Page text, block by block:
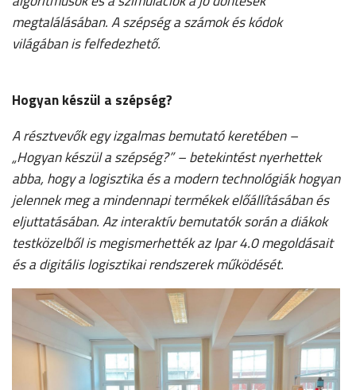
megtalálásában. A szépség a számok és kódok
világában is felfedezhető.
Hogyan készül a szépség?
A résztvevők egy izgalmas bemutató keretében –
„Hogyan készül a szépség?” – betekintést nyerhettek
abba, hogy a logisztika és a modern technológiák hogyan
jelennek meg a mindennapi termékek előállításában és
eljuttatásában. Az interaktív bemutatók során a diákok
testközelből is megismerhették az Ipar 4.0 megoldásait
és a digitális logisztikai rendszerek működését.